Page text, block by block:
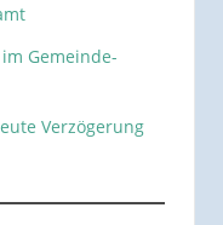
Gemeinde-
Verzögerung